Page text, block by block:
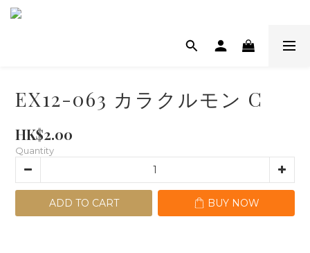
EX12-063 カラクルモン C
HK$2.00
Quantity
ADD TO CART BUY NOW